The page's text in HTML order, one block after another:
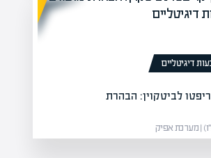
דיגיטליים
לביטקוין: הבהרת